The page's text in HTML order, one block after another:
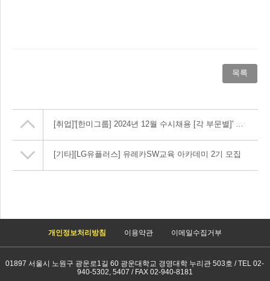
목록
[취업]'[한미그룹] 2024년 12월 수시채용 [각 부문별]' 채용공고 안내
[기타] [LG유플러스] 유레카SW교육 아카데미 2기 모집
개인정보처리방침 이용약관 이메일수집거부
01897 서울시 노원구 광운로1길 60 광운대학교 경영대학 누리관 503호 / TEL 02-
940-5302, 5407 / FAX 02-940-8181